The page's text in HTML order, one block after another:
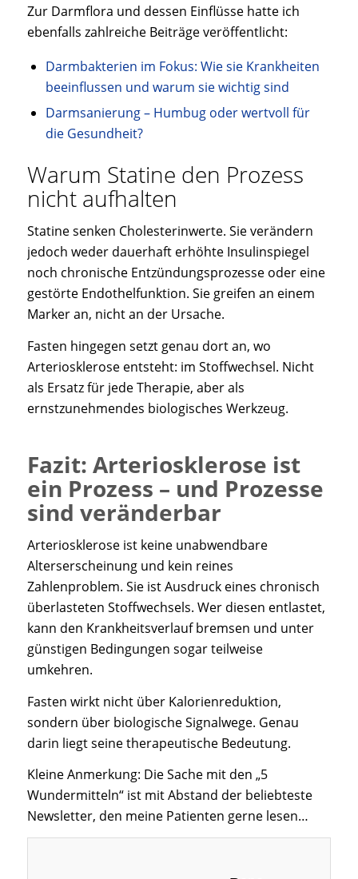
Zur Darmflora und dessen Einflüsse hatte ich
ebenfalls zahlreiche Beiträge veröffentlicht:
Darmbakterien im Fokus: Wie sie Krankheiten
beeinflussen und warum sie wichtig sind
Darmsanierung – Humbug oder wertvoll für
die Gesundheit?
Warum Statine den Prozess
nicht aufhalten
Statine senken Cholesterinwerte. Sie verändern
jedoch weder dauerhaft erhöhte Insulinspiegel
noch chronische Entzündungsprozesse oder eine
gestörte Endothelfunktion. Sie greifen an einem
Marker an, nicht an der Ursache.
Fasten hingegen setzt genau dort an, wo
Arteriosklerose entsteht: im Stoffwechsel. Nicht
als Ersatz für jede Therapie, aber als
ernstzunehmendes biologisches Werkzeug.
Fazit: Arteriosklerose ist
ein Prozess – und Prozesse
sind veränderbar
Arteriosklerose ist keine unabwendbare
Alterserscheinung und kein reines
Zahlenproblem. Sie ist Ausdruck eines chronisch
überlasteten Stoffwechsels. Wer diesen entlastet,
kann den Krankheitsverlauf bremsen und unter
günstigen Bedingungen sogar teilweise
umkehren.
Fasten wirkt nicht über Kalorienreduktion,
sondern über biologische Signalwege. Genau
darin liegt seine therapeutische Bedeutung.
Kleine Anmerkung: Die Sache mit den „5
Wundermitteln“ ist mit Abstand der beliebteste
Newsletter, den meine Patienten gerne lesen…